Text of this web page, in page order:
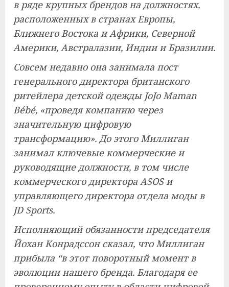
в ряде крупных брендов на должностях,
расположенных в странах Европы,
Ближнего Востока и Африки, Северной
Америки, Австралазии, Индии и Бразилии.
Совсем недавно она занимала пост
генерального директора британского
ритейлера детской одежды JoJo Maman
Bébé, «проведя компанию через
значительную цифровую
трансформацию». До этого Миллиган
занимал ключевые коммерческие и
руководящие должности, в том числе
коммерческого директора ASOS и
управляющего директора отдела моды в
JD Sports.
Исполняющий обязанности председателя
Йохан Конрадссон сказал, что Миллиган
прибыла “в этот поворотный момент в
эволюции нашего бренда. Благодаря ее